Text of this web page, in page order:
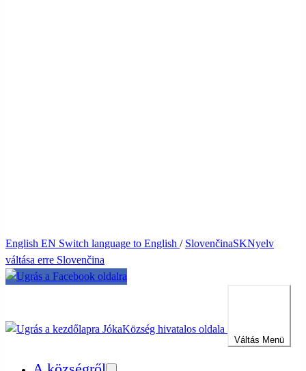
English EN Switch language to English / SlovenčinaSKNyelv
váltása erre Slovenčina
JókaKözség hivatalos oldala
Váltás Menü